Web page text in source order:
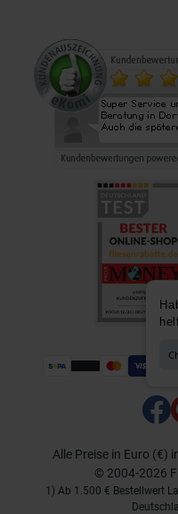
Alle Preise in Euro (€)
© 2004-2026
1) Ab 1.500 € Bestellwert